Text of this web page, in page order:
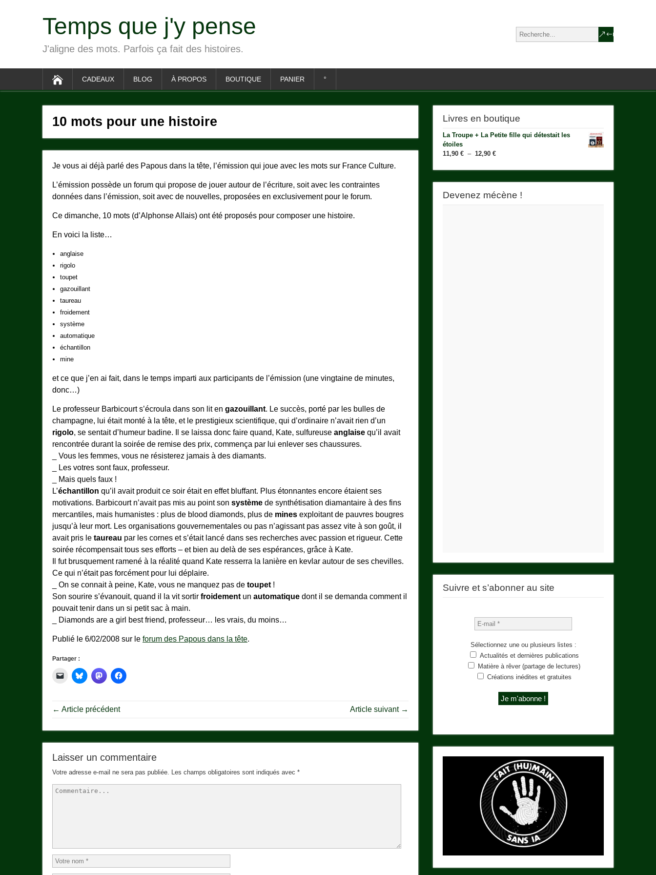
Temps que j'y pense
J'aligne des mots. Parfois ça fait des histoires.
CADEAUX BLOG À PROPOS BOUTIQUE PANIER °
10 mots pour une histoire
Je vous ai déjà parlé des Papous dans la tête, l’émission qui joue avec les mots sur France Culture.
L’émission possède un forum qui propose de jouer autour de l’écriture, soit avec les contraintes
données dans l’émission, soit avec de nouvelles, proposées en exclusivement pour le forum.
Ce dimanche, 10 mots (d’Alphonse Allais) ont été proposés pour composer une histoire.
En voici la liste…
anglaise
rigolo
toupet
gazouillant
taureau
froidement
système
automatique
échantillon
mine
et ce que j’en ai fait, dans le temps imparti aux participants de l’émission (une vingtaine de minutes,
donc…)
Le professeur Barbicourt s’écroula dans son lit en gazouillant. Le succès, porté par les bulles de
champagne, lui était monté à la tête, et le prestigieux scientifique, qui d’ordinaire n’avait rien d’un
rigolo, se sentait d’humeur badine. Il se laissa donc faire quand, Kate, sulfureuse anglaise qu’il avait
rencontrée durant la soirée de remise des prix, commença par lui enlever ses chaussures.
_ Vous les femmes, vous ne résisterez jamais à des diamants.
_ Les votres sont faux, professeur.
_ Mais quels faux !
L’échantillon qu’il avait produit ce soir était en effet bluffant. Plus étonnantes encore étaient ses
motivations. Barbicourt n’avait pas mis au point son système de synthétisation diamantaire à des fins
mercantiles, mais humanistes : plus de blood diamonds, plus de mines exploitant de pauvres bougres
jusqu’à leur mort. Les organisations gouvernementales ou pas n’agissant pas assez vite à son goût, il
avait pris le taureau par les cornes et s’était lancé dans ses recherches avec passion et rigueur. Cette
soirée récompensait tous ses efforts – et bien au delà de ses espérances, grâce à Kate.
Il fut brusquement ramené à la réalité quand Kate resserra la lanière en kevlar autour de ses chevilles.
Ce qui n’était pas forcément pour lui déplaire.
_ On se connait à peine, Kate, vous ne manquez pas de toupet !
Son sourire s’évanouit, quand il la vit sortir froidement un automatique dont il se demanda comment il
pouvait tenir dans un si petit sac à main.
_ Diamonds are a girl best friend, professeur… les vrais, du moins…
Publié le 6/02/2008 sur le forum des Papous dans la tête.
Partager :
← Article précédent Article suivant →
Laisser un commentaire
Votre adresse e-mail ne sera pas publiée. Les champs obligatoires sont indiqués avec *
Livres en boutique
La Troupe + La Petite fille qui détestait les
étoiles
11,90 € – 12,90 €Plage
prix :
11,90 €
12,90 €
Devenez mécène !
Suivre et s’abonner au site
Sélectionnez une ou plusieurs listes :
Actualités et dernières publications
Matière à rêver (partage de lectures)
Créations inédites et gratuites